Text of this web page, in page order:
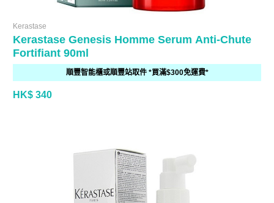
Kerastase
Kerastase Genesis Homme Serum Anti-Chute
Fortifiant 90ml
順豐智能櫃或順豐站取件 *買滿$300免運費*
HK$ 340